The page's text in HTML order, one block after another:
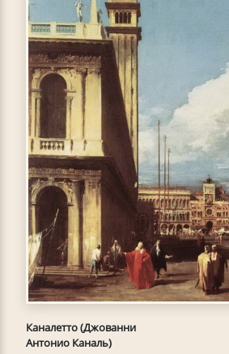
Каналетто (Джованни
Антонио Каналь)